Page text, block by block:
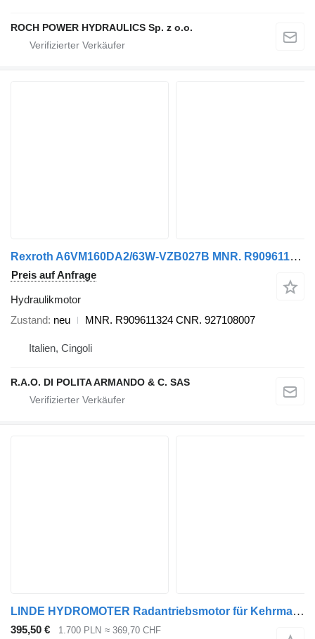
ROCH POWER HYDRAULICS Sp. z o.o.
Rexroth A6VM160DA2/63W-VZB027B MNR. R909611324 Hydraulikmotor für Aebi Schmidt SPAZZATRICE Kehrmaschine
Preis auf Anfrage
Hydraulikmotor
Zustand neu MNR. R909611324 CNR. 927108007
Italien, Cingoli
R.A.O. DI POLITA ARMANDO & C. SAS
LINDE HYDROMOTER Radantriebsmotor für Kehrmaschine/Wagen HMF50.2 01 Hydraulikmotor für Kehrmaschine
395,50 € 1.700 PLN ≈ 369,70 CHF